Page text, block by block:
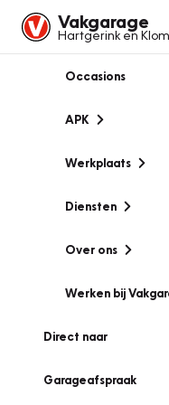
Vakgarage
Hartgerink en
Occasions
APK
Werkplaats
Diensten
Over ons
Werken bij
Direct naar
Garageafspraak